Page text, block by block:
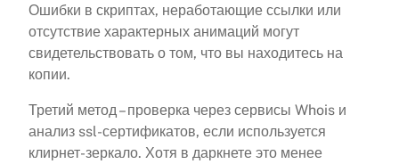
Ошибки в скриптах, неработающие ссылки или
отсутствие характерных анимаций могут
свидетельствовать о том, что вы находитесь на
копии.
Третий метод – проверка через сервисы Whois и
анализ ssl-сертификатов, если используется
клирнет-зеркало. Хотя в даркнете это менее